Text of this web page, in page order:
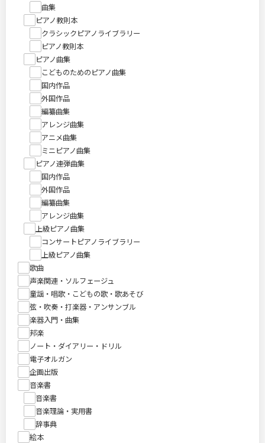
曲集
ピアノ教則本
クラシックピアノライブラリー
ピアノ教則本
ピアノ曲集
こどものためのピアノ曲集
国内作品
外国作品
編纂曲集
アレンジ曲集
アニメ曲集
ミニピアノ曲集
ピアノ連弾曲集
国内作品
外国作品
編纂曲集
アレンジ曲集
上級ピアノ曲集
コンサートピアノライブラリー
上級ピアノ曲集
歌曲
声楽関連・ソルフェージュ
童謡・唱歌・こどもの歌・歌あそび
弦・吹奏・打楽器・アンサンブル
楽器入門・曲集
邦楽
ノート・ダイアリー・ドリル
電子オルガン
企画出版
音楽書
音楽書
音楽理論・実用書
辞事典
絵本